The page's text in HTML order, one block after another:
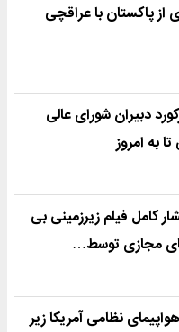
پاکستان با عراقچی
دبیران شورای عالی
به امروز
کامل فیلم زیرزمینی بی
مجازی توسط…
انهدام ۴۲ هواپیمای نظامی آمریکا زیر